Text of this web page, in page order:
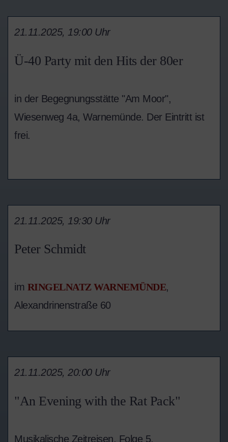
Ü-40 Party mit den Hits der 80er
21.11.2025, 19:00 Uhr
in der Begegnungsstätte "Am Moor",
Wiesenweg 4a, Warnemünde. Der Eintritt ist
frei.
Peter Schmidt
21.11.2025, 19:30 Uhr
im RINGELNATZ WARNEMÜNDE,
Alexandrinenstraße 60
"An Evening with the Rat Pack"
21.11.2025, 20:00 Uhr
Musikalische Zeitreisen, Folge 5,